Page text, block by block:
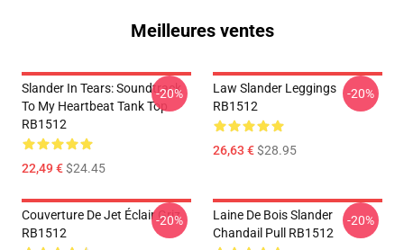
Meilleures ventes
Slander In Tears: Soundtrack
To My Heartbeat Tank Top
RB1512
22,49 €$24.45
-20%
Law Slander Leggings
RB1512
26,63 €$28.95
-20%
Couverture De Jet Éclair Griz
RB1512
-20%
Laine De Bois Slander
Chandail Pull RB1512
-20%